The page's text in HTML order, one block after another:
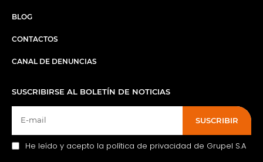
BLOG
CONTACTOS
CANAL DE DENUNCIAS
SUSCRIBIRSE AL BOLETÍN DE NOTICIAS
SUSCRIBIR
He leído y acepto la política de privacidad de Grupel S.A